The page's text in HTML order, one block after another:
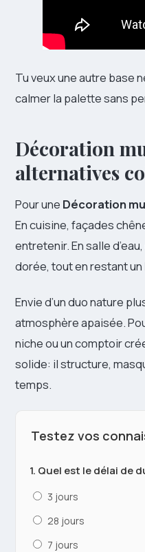
Tu veux une autre base
calmer la palette sans
Décoration
alternatives
Pour une Décoration
En cuisine, façades
entretenir. En salle
dorée, tout en restant un
Envie d’un duo nature
atmosphère apaisée.
niche ou un comptoir
solide: il structure,
temps.
Testez vos
1. Quel est le délai de
3 jours
28 jours
7 jours